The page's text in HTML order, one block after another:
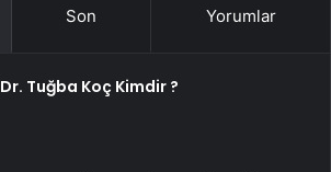
Son Yorumlar
Dr. Tuğba Koç Kimdir ?